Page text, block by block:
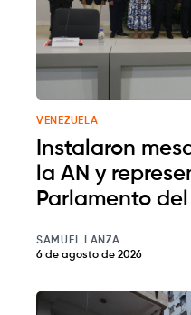
VENEZUELA
Instalaron
la AN y
Parlamento
SAMUEL LANZA
6 de agosto de 2026